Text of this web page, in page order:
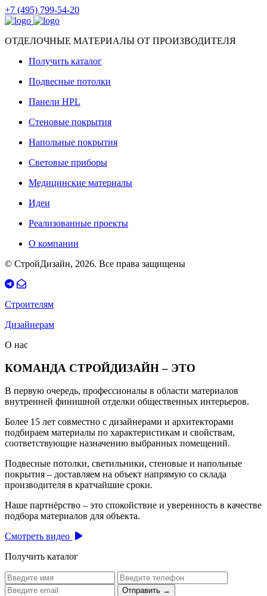
+7 (495) 799-54-20
ОТДЕЛОЧНЫЕ МАТЕРИАЛЫ ОТ ПРОИЗВОДИТЕЛЯ
Получить каталог
Подвесные потолки
Панели HPL
Стеновые покрытия
Напольные покрытия
Световые приборы
Медицинские материалы
Идеи
Реализованные проекты
О компании
© СтройДизайн, 2026. Все права защищены
Строителям
Дизайнерам
О нас
КОМАНДА СТРОЙДИЗАЙН – ЭТО
В первую очередь, профессионалы в области материалов
внутренней финишной отделки общественных интерьеров.
Более 15 лет совместно с дизайнерами и архитекторами
подбираем материалы по характеристикам и свойствам,
соответствующие назначению выбранных помещений.
Подвесные потолки, светильники, стеновые и напольные
покрытия – доставляем на объект напрямую со склада
производителя в кратчайшие сроки.
Наше партнёрство – это спокойствие и уверенность в качестве
подбора материалов для объекта.
Смотреть видео
Получить каталог
Отправить →